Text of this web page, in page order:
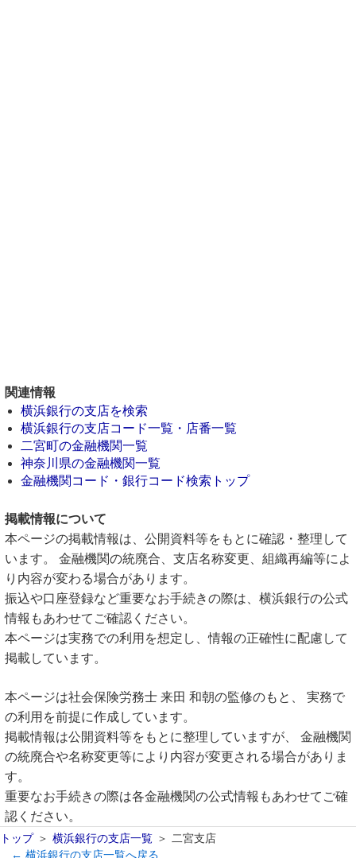
関連情報
横浜銀行の支店を検索
横浜銀行の支店コード一覧・店番一覧
二宮町の金融機関一覧
神奈川県の金融機関一覧
金融機関コード・銀行コード検索トップ
掲載情報について
本ページの掲載情報は、公開資料等をもとに確認・整理して
います。 金融機関の統廃合、支店名称変更、組織再編等によ
り内容が変わる場合があります。
振込や口座登録など重要なお手続きの際は、横浜銀行の公式
情報もあわせてご確認ください。
本ページは実務での利用を想定し、情報の正確性に配慮して
掲載しています。
本ページは社会保険労務士 来田 和朝の監修のもと、 実務で
の利用を前提に作成しています。
掲載情報は公開資料等をもとに整理していますが、 金融機関
の統廃合や名称変更等により内容が変更される場合がありま
す。
重要なお手続きの際は各金融機関の公式情報もあわせてご確
認ください。
トップ 横浜銀行の支店一覧
二宮支店
← 横浜銀行の支店一覧へ戻る